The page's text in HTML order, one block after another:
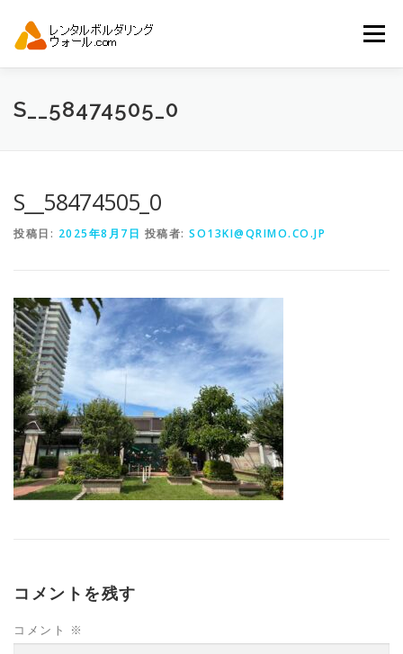
メニュー
トップ 自動見積り
S__58474505_0
S__58474505_0
投稿日: 2025年8月7日 投稿者: SO13KI@QRIMO.CO.JP
コメントを残す
コメント ※